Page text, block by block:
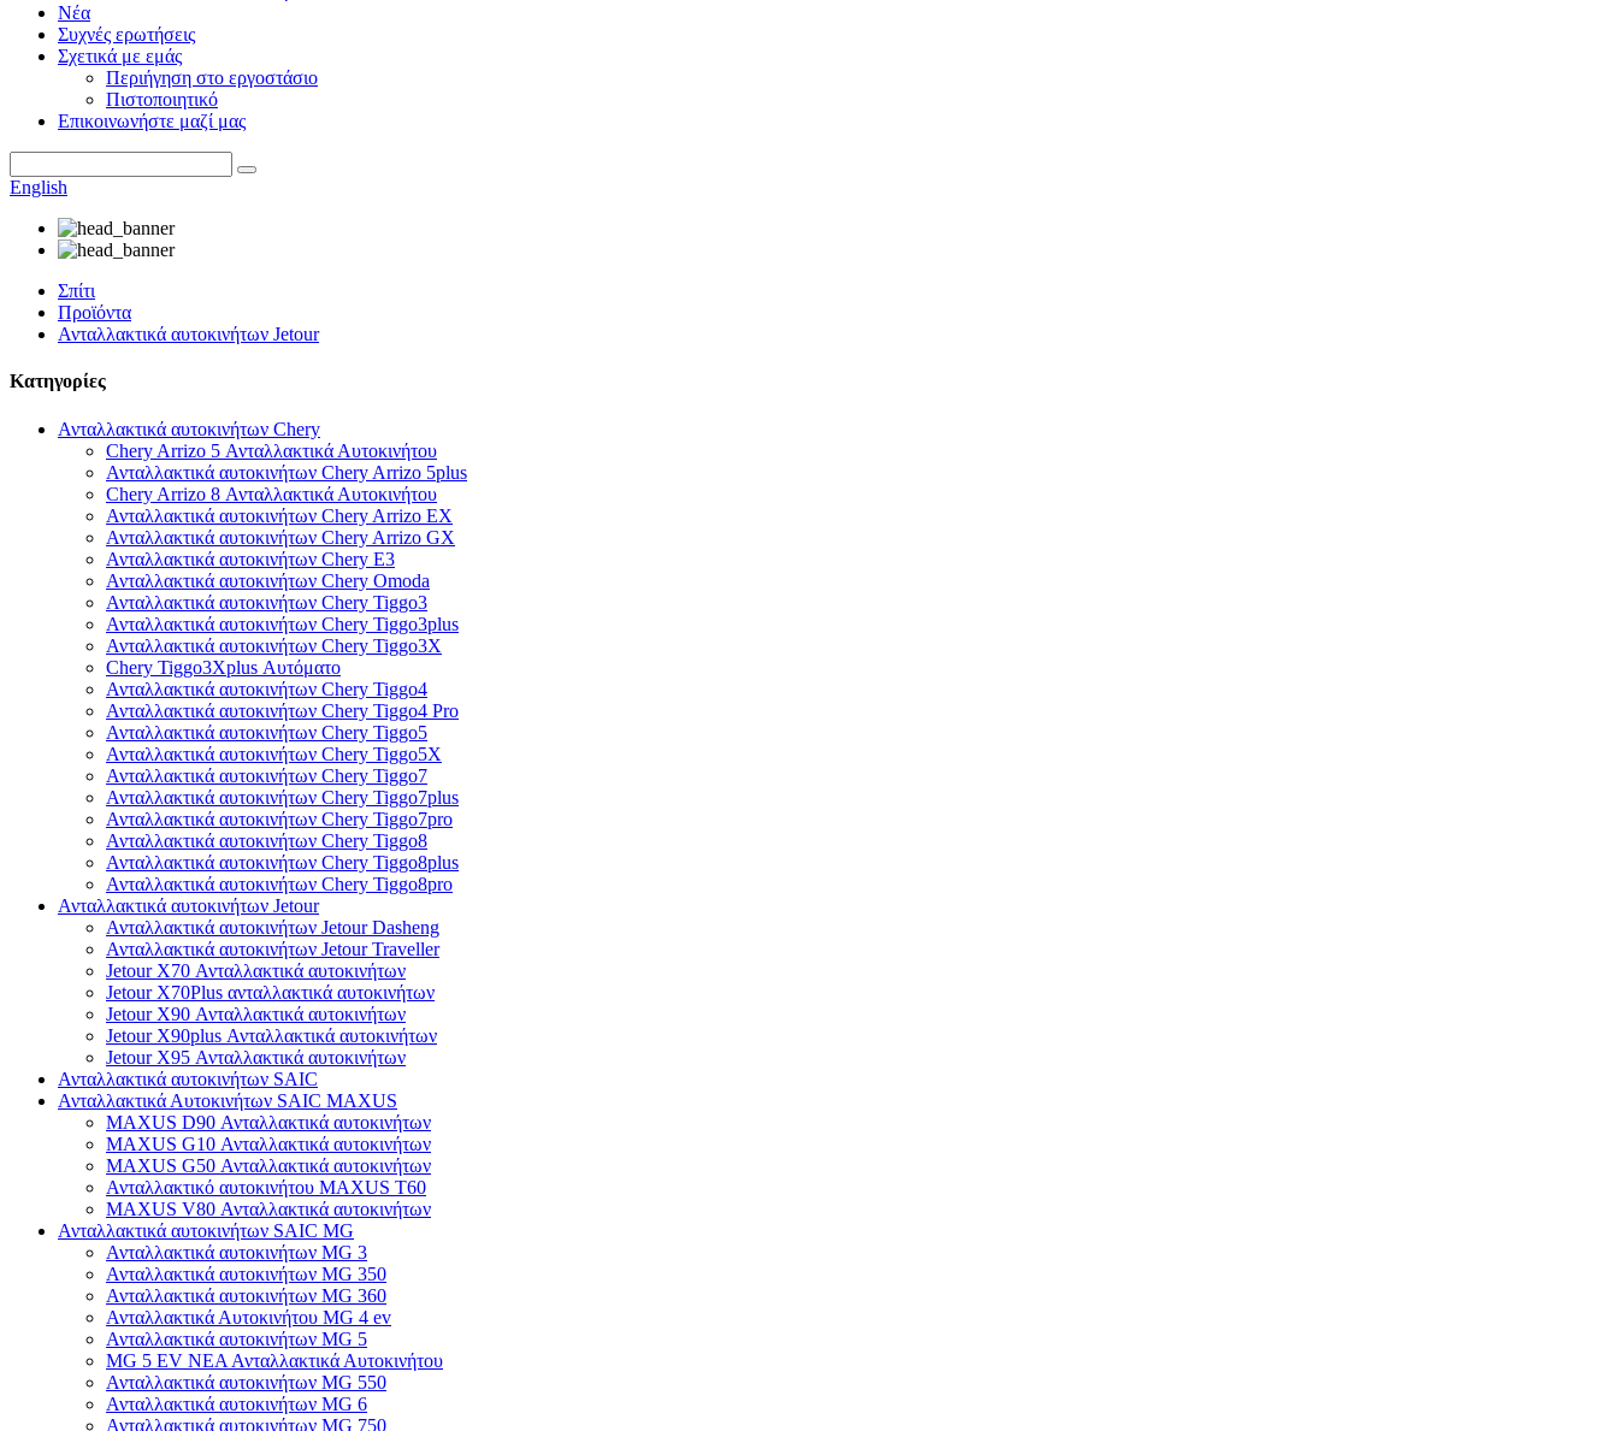
Νέα
Συχνές ερωτήσεις
Σχετικά με εμάς
Περιήγηση στο εργοστάσιο
Πιστοποιητικό
Επικοινωνήστε μαζί μας
English
Σπίτι
Προϊόντα
Ανταλλακτικά αυτοκινήτων Jetour
Κατηγορίες
Ανταλλακτικά αυτοκινήτων Chery
Chery Arrizo 5 Ανταλλακτικά Αυτοκινήτου
Ανταλλακτικά αυτοκινήτων Chery Arrizo 5plus
Chery Arrizo 8 Ανταλλακτικά Αυτοκινήτου
Ανταλλακτικά αυτοκινήτων Chery Arrizo EX
Ανταλλακτικά αυτοκινήτων Chery Arrizo GX
Ανταλλακτικά αυτοκινήτων Chery E3
Ανταλλακτικά αυτοκινήτων Chery Omoda
Ανταλλακτικά αυτοκινήτων Chery Tiggo3
Ανταλλακτικά αυτοκινήτων Chery Tiggo3plus
Ανταλλακτικά αυτοκινήτων Chery Tiggo3X
Chery Tiggo3Xplus Αυτόματο
Ανταλλακτικά αυτοκινήτων Chery Tiggo4
Ανταλλακτικά αυτοκινήτων Chery Tiggo4 Pro
Ανταλλακτικά αυτοκινήτων Chery Tiggo5
Ανταλλακτικά αυτοκινήτων Chery Tiggo5X
Ανταλλακτικά αυτοκινήτων Chery Tiggo7
Ανταλλακτικά αυτοκινήτων Chery Tiggo7plus
Ανταλλακτικά αυτοκινήτων Chery Tiggo7pro
Ανταλλακτικά αυτοκινήτων Chery Tiggo8
Ανταλλακτικά αυτοκινήτων Chery Tiggo8plus
Ανταλλακτικά αυτοκινήτων Chery Tiggo8pro
Ανταλλακτικά αυτοκινήτων Jetour
Ανταλλακτικά αυτοκινήτων Jetour Dasheng
Ανταλλακτικά αυτοκινήτων Jetour Traveller
Jetour X70 Ανταλλακτικά αυτοκινήτων
Jetour X70Plus ανταλλακτικά αυτοκινήτων
Jetour X90 Ανταλλακτικά αυτοκινήτων
Jetour X90plus Ανταλλακτικά αυτοκινήτων
Jetour X95 Ανταλλακτικά αυτοκινήτων
Ανταλλακτικά αυτοκινήτων SAIC
Ανταλλακτικά Αυτοκινήτων SAIC MAXUS
MAXUS D90 Ανταλλακτικά αυτοκινήτων
MAXUS G10 Ανταλλακτικά αυτοκινήτων
MAXUS G50 Ανταλλακτικά αυτοκινήτων
Ανταλλακτικό αυτοκινήτου MAXUS T60
MAXUS V80 Ανταλλακτικά αυτοκινήτων
Ανταλλακτικά αυτοκινήτων SAIC MG
Ανταλλακτικά αυτοκινήτων MG 3
Ανταλλακτικά αυτοκινήτων MG 350
Ανταλλακτικά αυτοκινήτων MG 360
Ανταλλακτικά Αυτοκινήτου MG 4 ev
Ανταλλακτικά αυτοκινήτων MG 5
MG 5 EV ΝΕΑ Ανταλλακτικά Αυτοκινήτου
Ανταλλακτικά αυτοκινήτων MG 550
Ανταλλακτικά αυτοκινήτων MG 6
Ανταλλακτικά αυτοκινήτων MG 750